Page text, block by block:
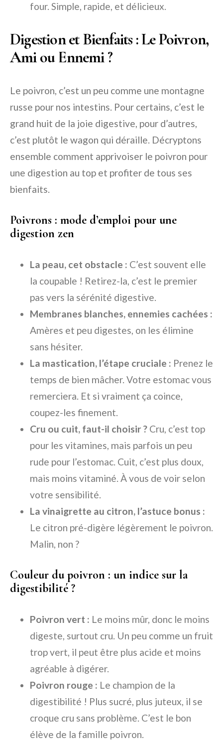
four. Simple, rapide, et délicieux.
Digestion et Bienfaits : Le Poivron,
Ami ou Ennemi ?
Le poivron, c’est un peu comme une montagne
russe pour nos intestins. Pour certains, c’est le
grand huit de la joie digestive, pour d’autres,
c’est plutôt le wagon qui déraille. Décryptons
ensemble comment apprivoiser le poivron pour
une digestion au top et profiter de tous ses
bienfaits.
Poivrons : mode d’emploi pour une
digestion zen
La peau, cet obstacle : C’est souvent elle
la coupable ! Retirez-la, c’est le premier
pas vers la sérénité digestive.
Membranes blanches, ennemies cachées :
Amères et peu digestes, on les élimine
sans hésiter.
La mastication, l’étape cruciale : Prenez le
temps de bien mâcher. Votre estomac vous
remerciera. Et si vraiment ça coince,
coupez-les finement.
Cru ou cuit, faut-il choisir ? Cru, c’est top
pour les vitamines, mais parfois un peu
rude pour l’estomac. Cuit, c’est plus doux,
mais moins vitaminé. À vous de voir selon
votre sensibilité.
La vinaigrette au citron, l’astuce bonus :
Le citron pré-digère légèrement le poivron.
Malin, non ?
Couleur du poivron : un indice sur la
digestibilité ?
Poivron vert : Le moins mûr, donc le moins
digeste, surtout cru. Un peu comme un fruit
trop vert, il peut être plus acide et moins
agréable à digérer.
Poivron rouge : Le champion de la
digestibilité ! Plus sucré, plus juteux, il se
croque cru sans problème. C’est le bon
élève de la famille poivron.